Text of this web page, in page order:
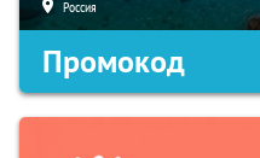
Россия
Промокод